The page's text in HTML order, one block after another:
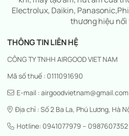
Electrolux, Daikin,
thương hiệu nổi
THÔNG TIN LIÊN HỆ
CÔNG TY TNHH AIRGOOD VIET NAM
Mã số thuế : 0111091690
E-mail : airgoodvietnam@gmail.com
Địa chỉ : Số 2 Ba La, Phú Lương, Hà
Hotline: 0941077979 –